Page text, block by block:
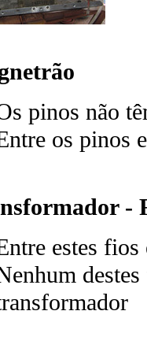
pinos não
os pinos
-
estes